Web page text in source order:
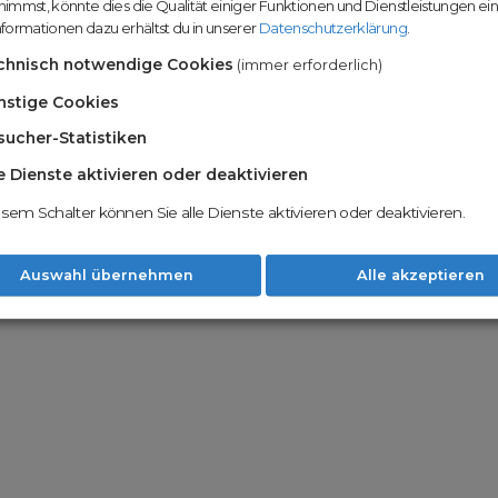
Nachname
du die
Möglichkeiten.
Unsere
Unser Open
um wertvolle
Mit
Option zu
könnte dies die Qualität einiger Funktionen und Dienstleistungen
dazu erhältst du in unsererDatenschutzerklärung.
notwendige Cookies (immer erforderlich)
Cookies
Statistiken
Dienste aktivieren oder deaktivieren
Schalter können Sie alle Dienste aktivieren oder deaktivieren.
Auswahl übernehmen Alle akzeptieren